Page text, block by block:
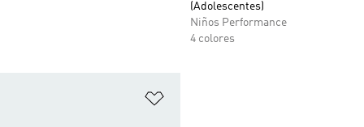
(Adolescentes)
Niños Performance
4 colores